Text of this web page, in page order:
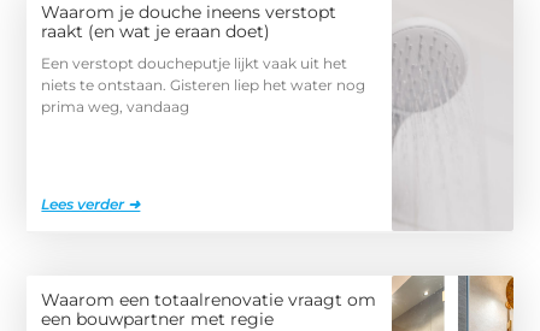
Waarom je douche ineens verstopt
raakt (en wat je eraan doet)
Een verstopt doucheputje lijkt vaak uit het
niets te ontstaan. Gisteren liep het water nog
prima weg, vandaag
Lees verder ➜
Waarom een totaalrenovatie vraagt om
een bouwpartner met regie